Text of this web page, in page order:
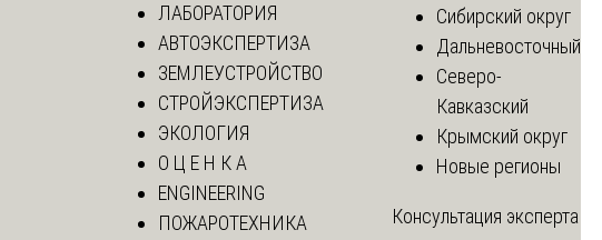
ЛАБОРАТОРИЯ
АВТОЭКСПЕРТИЗА
ЗЕМЛЕУСТРОЙСТВО
СТРОЙЭКСПЕРТИЗА
ЭКОЛОГИЯ
О Ц Е Н К А
ENGINEERING
ПОЖАРОТЕХНИКА
Сибирский округ
Дальневосточный
Северо-
Кавказский
Крымский округ
Новые регионы
Консультация эксперта